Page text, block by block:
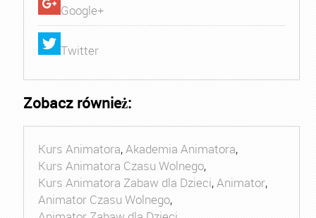
Google+
Twitter
Zobacz również:
Kurs Animatora,Akademia Animatora,
Kurs Animatora Czasu Wolnego,
Kurs Animatora Zabaw dla Dzieci,Animator,
Animator Czasu Wolnego,